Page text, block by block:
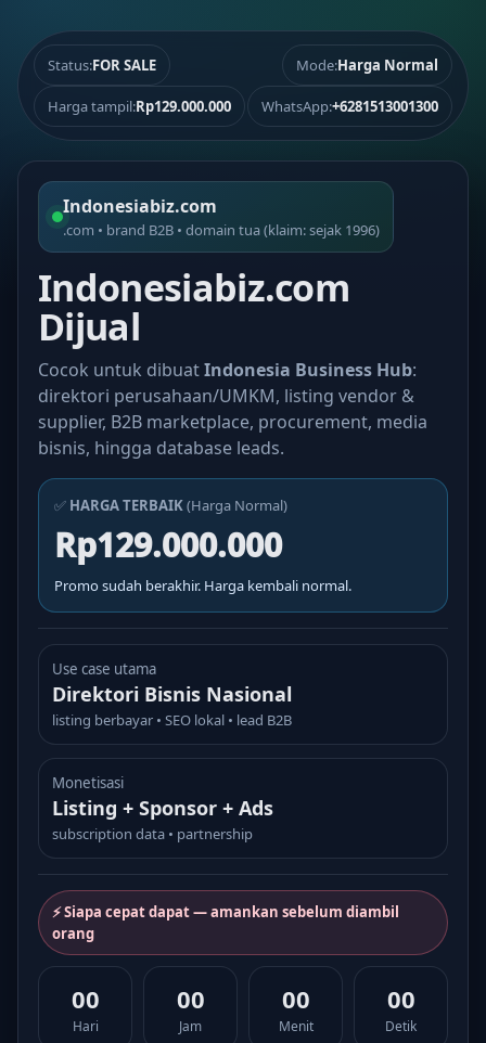
Status:FOR SALE Mode:Harga Normal
Harga tampil:Rp129.000.000 WhatsApp:+6281513001300
Indonesiabiz.com
.com • brand B2B • domain tua (klaim: sejak 1996)
Indonesiabiz.com
Dijual
Cocok untuk dibuatIndonesia Business Hub:
direktori perusahaan/UMKM, listing vendor &
supplier, B2B marketplace, procurement, media
bisnis, hingga database leads.
✅ HARGA TERBAIK(Harga Normal)
Rp129.000.000
Promo sudah berakhir. Harga kembali normal.
Use case utama
Direktori Bisnis Nasional
listing berbayar • SEO lokal • lead B2B
Monetisasi
Listing + Sponsor + Ads
subscription data • partnership
⚡ Siapa cepat dapat — amankan sebelum diambil
orang
00
Hari
00
Jam
00
Menit
00
Detik